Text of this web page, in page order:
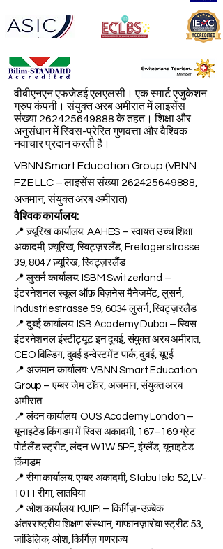
वीबीएनएन एफजेडई एलएलसी। एक स्मार्ट एजुकेशन
ग्रुप कंपनी। संयुक्त अरब अमीरात में लाइसेंस
संख्या 262425649888के तहत। शिक्षा और
अनुसंधान में स्विस-प्रेरित गुणवत्ता और वैश्विक
नवाचार प्रदान करती है।
VBNN Smart Education Group (VBNN
FZE LLC – लाइसेंस संख्या 262425649888,
अजमान, संयुक्त अरब अमीरात)
वैश्विक कार्यालय:
📍 ज़्यूरिख कार्यालय: AAHES – स्वायत्त उच्च शिक्षा
अकादमी, ज़्यूरिख, स्विट्ज़रलैंड, Freilagerstrasse
39, 8047 ज़्यूरिख, स्विट्ज़रलैंड
📍 लुसर्न कार्यालय: ISBM Switzerland –
इंटरनेशनल स्कूल ऑफ़ बिज़नेस मैनेजमेंट, लुसर्न,
Industriestrasse 59, 6034 लुसर्न, स्विट्ज़रलैंड
📍 दुबई कार्यालय: ISB Academy Dubai – स्विस
इंटरनेशनल इंस्टीट्यूट इन दुबई, संयुक्त अरब अमीरात,
CEO बिल्डिंग, दुबई इन्वेस्टमेंट पार्क, दुबई, यूएई
📍 अजमान कार्यालय: VBNN Smart Education
Group – एम्बर जेम टॉवर, अजमान, संयुक्त अरब
अमीरात
📍 लंदन कार्यालय: OUS Academy London –
यूनाइटेड किंगडम में स्विस अकादमी, 167–169 ग्रेट
पोर्टलैंड स्ट्रीट, लंदन W1W 5PF, इंग्लैंड, यूनाइटेड
किंगडम
📍 रीगा कार्यालय: एम्बर अकादमी, Stabu Iela 52, LV-
1011 रीगा, लातविया
📍 ओश कार्यालय: KUIPI – किर्गिज़-उज़्बेक
अंतरराष्ट्रीय शिक्षण संस्थान, गाफानज़ारोवा स्ट्रीट 53,
ज़ांडिलिक, ओश, किर्गिज़ गणराज्य